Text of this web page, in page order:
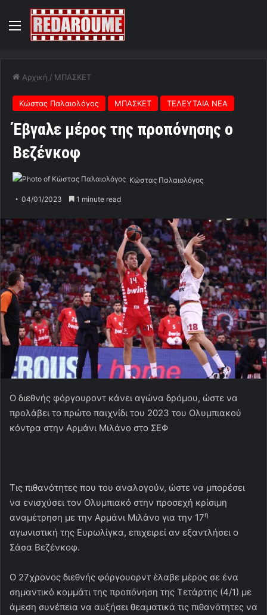
Menu
Αρχική / ΜΠΑΣΚΕΤ
Κώστας Παλαιολόγος ΜΠΑΣΚΕΤ ΤΕΛΕΥΤΑΙΑ ΝΕΑ
Έβγαλε μέρος της προπόνησης ο
Βεζένκοφ
Κώστας Παλαιολόγος
04/01/2023 1 minute read
Ο διεθνής φόργουροντ κάνει αγώνα δρόμου, ώστε να
προλάβει το πρώτο παιχνίδι του 2023 του Ολυμπιακού
κόντρα στην Αρμάνι Μιλάνο στο ΣΕΦ
Τις πιθανότητες που του αναλογούν, ώστε να μπορέσει
να ενισχύσει τον Ολυμπιακό στην προσεχή κρίσιμη
αναμέτρηση με την Αρμάνι Μιλάνο για την 17η
αγωνιστική της Ευρωλίγκα, επιχειρεί αν εξαντλήσει ο
Σάσα Βεζένκοφ.
Ο 27χρονος διεθνής φόργουορντ έλαβε μέρος σε ένα
σημαντικό κομμάτι της προπόνηση της Τετάρτης (4/1) με
άμεση συνέπεια να αυξήσει θεαματικά τις πιθανότητες να